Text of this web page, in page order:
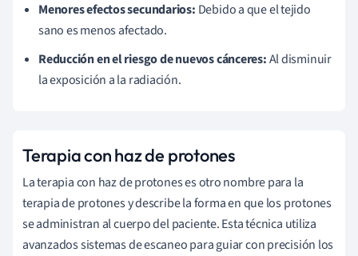
Menores efectos secundarios: Debido a que el tejido
sano es menos afectado.
Reducción en el riesgo de nuevos cánceres:Al disminuir
la exposición a la radiación.
Terapia con haz de protones
La terapia con haz de protones es otro nombre para la
terapia de protones y describe la forma en que los protones
se administran al cuerpo del paciente. Esta técnica utiliza
avanzados sistemas de escaneo para guiar con precisión los